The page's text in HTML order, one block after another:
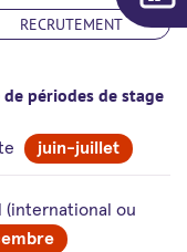
RECRUTEMENT
périodes de stage
juin-juillet
(international ou